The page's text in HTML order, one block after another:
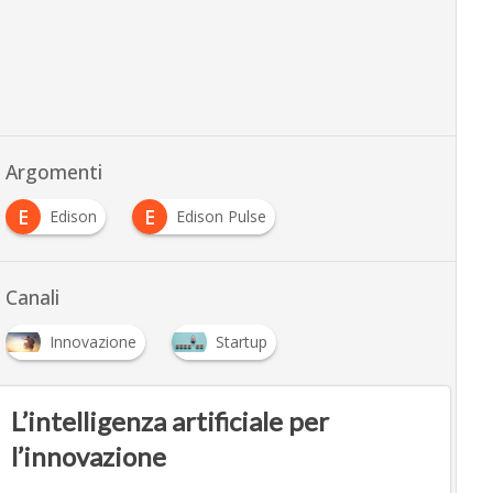
Argomenti
E
Edison E Edison Pulse
Canali
Innovazione Startup
L’intelligenza artificiale per
l’innovazione